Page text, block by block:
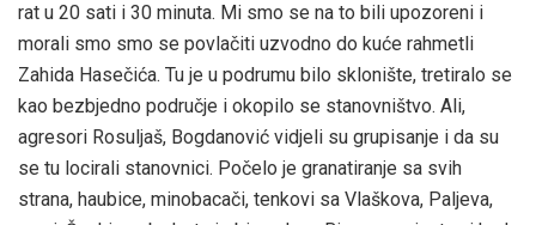
rat u 20 sati i 30 minuta. Mi smo se na to bili upozoreni i
morali smo smo se povlačiti uzvodno do kuće rahmetli
Zahida Hasečića. Tu je u podrumu bilo sklonište, tretiralo se
kao bezbjedno područje i okopilo se stanovništvo. Ali,
agresori Rosuljaš, Bogdanović vidjeli su grupisanje i da su
se tu locirali stanovnici. Počelo je granatiranje sa svih
strana, haubice, minobacači, tenkovi sa Vlaškova, Paljeva,